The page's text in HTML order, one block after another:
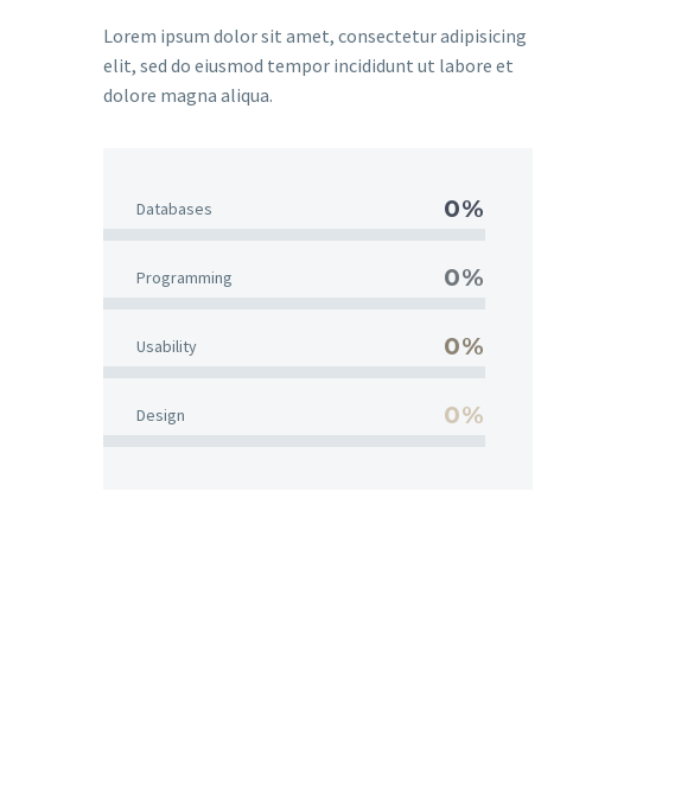
Lorem ipsum dolor sit amet, consectetur adipisicing
elit, sed do eiusmod tempor incididunt ut labore et
dolore magna aliqua.
Databases 0%
Programming 0%
Usability 0%
Design 0%